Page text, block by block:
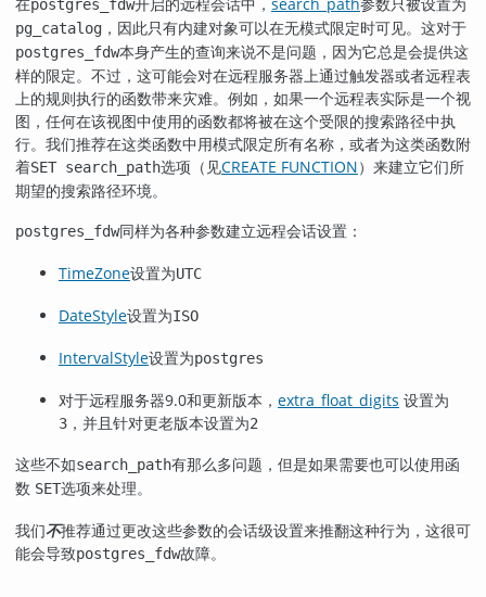
postgres_fdw
pg_catalog ，因此只有内建对象可以在无模式限定时可见。这对于
postgres_fdw本身产生的查询来说不是问题，因为它总是会提供这
样的限定。不过，这可能会对在远程服务器上通过触发器或者远程表
上的规则执行的函数带来灾难。例如，如果一个远程表实际是一个视
图，任何在该视图中使用的函数都将被在这个受限的搜索路径中执
行。我们推荐在这类函数中用模式限定所有名称，或者为这类函数附
着SET search_path选项（见CREATE FUNCTION）来建立它们所
期望的搜索路径环境。
postgres_fdw同样为各种参数建立远程会话设置：
TimeZone设置为UTC
DateStyle设置为ISO
IntervalStyle设置为postgres
对于远程服务器9.0和更新版本， extra_float_digits 设置为
3 ，并且针对更老版本设置为2
这些不如search_path有那么多问题，但是如果需要也可以使用函
数 SET选项来处理。
我们不推荐通过更改这些参数的会话级设置来推翻这种行为，这很可
能会导致postgres_fdw故障。